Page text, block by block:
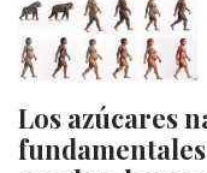
Los azúcares